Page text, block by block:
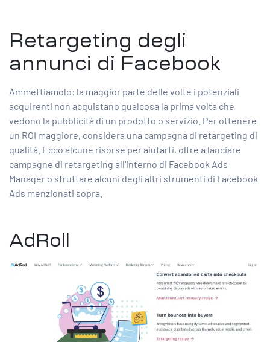
Retargeting degli
annunci di Facebook
Ammettiamolo: la maggior parte delle volte i potenziali
acquirenti non acquistano qualcosa la prima volta che
vedono la pubblicità di un prodotto o servizio. Per ottenere
un ROI maggiore, considera una campagna di retargeting di
qualità. Ecco alcune risorse per aiutarti, oltre a lanciare
campagne di retargeting all’interno di Facebook Ads
Manager o sfruttare alcuni degli altri strumenti di Facebook
Ads menzionati sopra.
AdRoll